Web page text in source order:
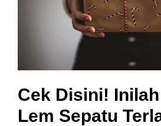
Cek Disini!
Lem Sepatu